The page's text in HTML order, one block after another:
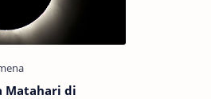
Matahari di